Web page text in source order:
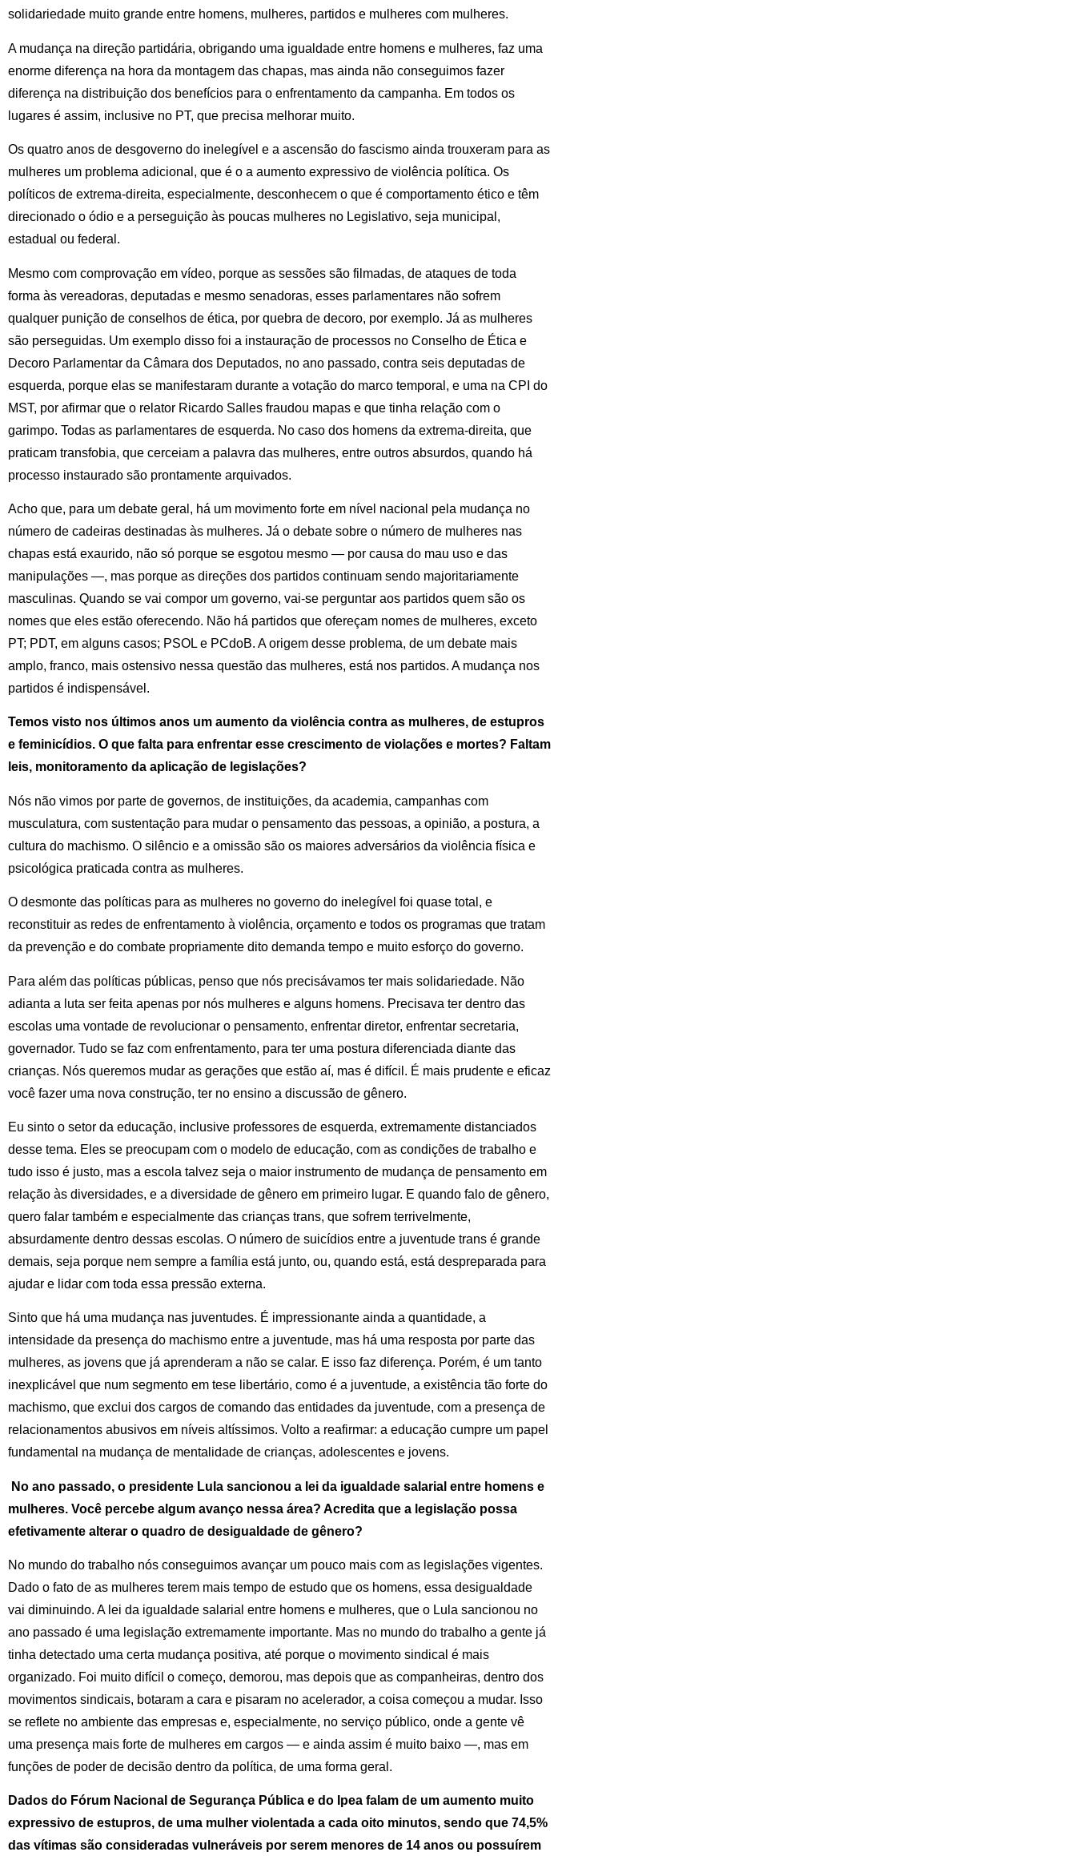
solidariedade muito grande entre homens, mulheres, partidos e mulheres com mulheres.
A mudança na direção partidária, obrigando uma igualdade entre homens e mulheres, faz uma
enorme diferença na hora da montagem das chapas, mas ainda não conseguimos fazer
diferença na distribuição dos benefícios para o enfrentamento da campanha. Em todos os
lugares é assim, inclusive no PT, que precisa melhorar muito.
Os quatro anos de desgoverno do inelegível e a ascensão do fascismo ainda trouxeram para as
mulheres um problema adicional, que é o a aumento expressivo de violência política. Os
políticos de extrema-direita, especialmente, desconhecem o que é comportamento ético e têm
direcionado o ódio e a perseguição às poucas mulheres no Legislativo, seja municipal,
estadual ou federal.
Mesmo com comprovação em vídeo, porque as sessões são filmadas, de ataques de toda
forma às vereadoras, deputadas e mesmo senadoras, esses parlamentares não sofrem
qualquer punição de conselhos de ética, por quebra de decoro, por exemplo. Já as mulheres
são perseguidas. Um exemplo disso foi a instauração de processos no Conselho de Ética e
Decoro Parlamentar da Câmara dos Deputados, no ano passado, contra seis deputadas de
esquerda, porque elas se manifestaram durante a votação do marco temporal, e uma na CPI do
MST, por afirmar que o relator Ricardo Salles fraudou mapas e que tinha relação com o
garimpo. Todas as parlamentares de esquerda. No caso dos homens da extrema-direita, que
praticam transfobia, que cerceiam a palavra das mulheres, entre outros absurdos, quando há
processo instaurado são prontamente arquivados.
Acho que, para um debate geral, há um movimento forte em nível nacional pela mudança no
número de cadeiras destinadas às mulheres. Já o debate sobre o número de mulheres nas
chapas está exaurido, não só porque se esgotou mesmo — por causa do mau uso e das
manipulações —, mas porque as direções dos partidos continuam sendo majoritariamente
masculinas. Quando se vai compor um governo, vai-se perguntar aos partidos quem são os
nomes que eles estão oferecendo. Não há partidos que ofereçam nomes de mulheres, exceto
PT; PDT, em alguns casos; PSOL e PCdoB. A origem desse problema, de um debate mais
amplo, franco, mais ostensivo nessa questão das mulheres, está nos partidos. A mudança nos
partidos é indispensável.
Temos visto nos últimos anos um aumento da violência contra as mulheres, de estupros
e feminicídios. O que falta para enfrentar esse crescimento de violações e mortes? Faltam
leis, monitoramento da aplicação de legislações?
Nós não vimos por parte de governos, de instituições, da academia, campanhas com
musculatura, com sustentação para mudar o pensamento das pessoas, a opinião, a postura, a
cultura do machismo. O silêncio e a omissão são os maiores adversários da violência física e
psicológica praticada contra as mulheres.
O desmonte das políticas para as mulheres no governo do inelegível foi quase total, e
reconstituir as redes de enfrentamento à violência, orçamento e todos os programas que tratam
da prevenção e do combate propriamente dito demanda tempo e muito esforço do governo.
Para além das políticas públicas, penso que nós precisávamos ter mais solidariedade. Não
adianta a luta ser feita apenas por nós mulheres e alguns homens. Precisava ter dentro das
escolas uma vontade de revolucionar o pensamento, enfrentar diretor, enfrentar secretaria,
governador. Tudo se faz com enfrentamento, para ter uma postura diferenciada diante das
crianças. Nós queremos mudar as gerações que estão aí, mas é difícil. É mais prudente e eficaz
você fazer uma nova construção, ter no ensino a discussão de gênero.
Eu sinto o setor da educação, inclusive professores de esquerda, extremamente distanciados
desse tema. Eles se preocupam com o modelo de educação, com as condições de trabalho e
tudo isso é justo, mas a escola talvez seja o maior instrumento de mudança de pensamento em
relação às diversidades, e a diversidade de gênero em primeiro lugar. E quando falo de gênero,
quero falar também e especialmente das crianças trans, que sofrem terrivelmente,
absurdamente dentro dessas escolas. O número de suicídios entre a juventude trans é grande
demais, seja porque nem sempre a família está junto, ou, quando está, está despreparada para
ajudar e lidar com toda essa pressão externa.
Sinto que há uma mudança nas juventudes. É impressionante ainda a quantidade, a
intensidade da presença do machismo entre a juventude, mas há uma resposta por parte das
mulheres, as jovens que já aprenderam a não se calar. E isso faz diferença. Porém, é um tanto
inexplicável que num segmento em tese libertário, como é a juventude, a existência tão forte do
machismo, que exclui dos cargos de comando das entidades da juventude, com a presença de
relacionamentos abusivos em níveis altíssimos. Volto a reafirmar: a educação cumpre um papel
fundamental na mudança de mentalidade de crianças, adolescentes e jovens.
No ano passado, o presidente Lula sancionou a lei da igualdade salarial entre homens e
mulheres. Você percebe algum avanço nessa área? Acredita que a legislação possa
efetivamente alterar o quadro de desigualdade de gênero?
No mundo do trabalho nós conseguimos avançar um pouco mais com as legislações vigentes.
Dado o fato de as mulheres terem mais tempo de estudo que os homens, essa desigualdade
vai diminuindo. A lei da igualdade salarial entre homens e mulheres, que o Lula sancionou no
ano passado é uma legislação extremamente importante. Mas no mundo do trabalho a gente já
tinha detectado uma certa mudança positiva, até porque o movimento sindical é mais
organizado. Foi muito difícil o começo, demorou, mas depois que as companheiras, dentro dos
movimentos sindicais, botaram a cara e pisaram no acelerador, a coisa começou a mudar. Isso
se reflete no ambiente das empresas e, especialmente, no serviço público, onde a gente vê
uma presença mais forte de mulheres em cargos — e ainda assim é muito baixo —, mas em
funções de poder de decisão dentro da política, de uma forma geral.
Dados do Fórum Nacional de Segurança Pública e do Ipea falam de um aumento muito
expressivo de estupros, de uma mulher violentada a cada oito minutos, sendo que 74,5%
das vítimas são consideradas vulneráveis por serem menores de 14 anos ou possuírem